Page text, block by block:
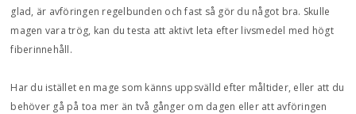
glad, är avföringen regelbunden och fast så gör du något bra. Skulle
magen vara trög, kan du testa att aktivt leta efter livsmedel med högt
fiberinnehåll.
Har du istället en mage som känns uppsvälld efter måltider, eller att du
behöver gå på toa mer än två gånger om dagen eller att avföringen